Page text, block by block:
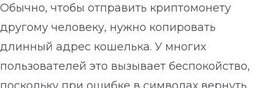
Обычно, чтобы отправить криптомонету
другому человеку, нужно копировать
длинный адрес кошелька. У многих
пользователей это вызывает беспокойство,